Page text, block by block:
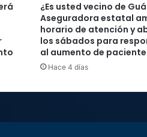
¿Es usted vecino de
Aseguradora estatal
horario de atención y
los sábados para
al aumento de
Hace 4 días